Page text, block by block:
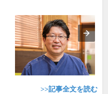
>>記事全文を読む